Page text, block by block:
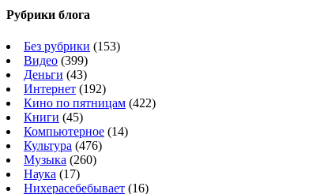
Рубрики блога
Без рубрики (153)
Видео (399)
Деньги (43)
Интернет (192)
Кино по пятницам (422)
Книги (45)
Компьютерное (14)
Культура (476)
Музыка (260)
Наука (17)
Нихерасебебывает (16)